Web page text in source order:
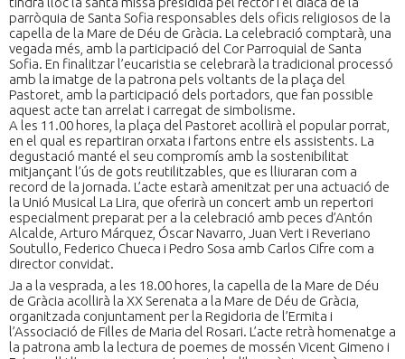
parròquia de Santa Sofia responsables dels oficis religiosos de la
capella de la Mare de Déu de Gràcia. La celebració comptarà, una
vegada més, amb la participació del Cor Parroquial de Santa
Sofia. En finalitzar l’eucaristia se celebrarà la tradicional processó
amb la imatge de la patrona pels voltants de la plaça del
Pastoret, amb la participació dels portadors, que fan possible
aquest acte tan arrelat i carregat de simbolisme.
A les 11.00 hores, la plaça del Pastoret acollirà el popular porrat,
en el qual es repartiran orxata i fartons entre els assistents. La
degustació manté el seu compromís amb la sostenibilitat
mitjançant l’ús de gots reutilitzables, que es lliuraran com a
record de la jornada. L’acte estarà amenitzat per una actuació de
la Unió Musical La Lira, que oferirà un concert amb un repertori
especialment preparat per a la celebració amb peces d’Antón
Alcalde, Arturo Márquez, Óscar Navarro, Juan Vert i Reveriano
Soutullo, Federico Chueca i Pedro Sosa amb Carlos Cifre com a
director convidat.
Ja a la vesprada, a les 18.00 hores, la capella de la Mare de Déu
de Gràcia acollirà la XX Serenata a la Mare de Déu de Gràcia,
organitzada conjuntament per la Regidoria de l’Ermita i
l’Associació de Filles de Maria del Rosari. L’acte retrà homenatge a
la patrona amb la lectura de poemes de mossén Vicent Gimeno i